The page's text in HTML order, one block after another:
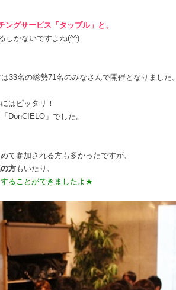
グサービス「タップル」と、
しかないですよね(^^)
33名の総勢71名のみなさんで開催となりました。
はピッタリ！
DonCIELO」でした。
て参加される方も多かったですが、
方もいたり、
ることができましたよ★